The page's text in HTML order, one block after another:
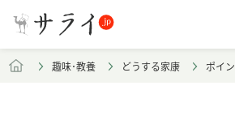
趣味･教養 どうする家康 ポイ